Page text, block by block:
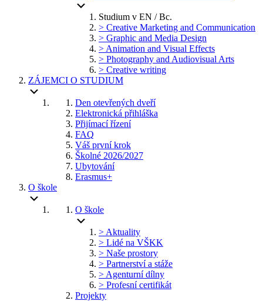
Studium v EN / Bc.
> Creative Marketing and Communication
> Graphic and Media Design
> Animation and Visual Effects
> Photography and Audiovisual Arts
> Creative writing
ZÁJEMCI O STUDIUM
Den otevřených dveří
Elektronická přihláška
Přijímací řízení
FAQ
Váš první krok
Školné 2026/2027
Ubytování
Erasmus+
O škole
O škole
> Aktuality
> Lidé na VŠKK
> Naše prostory
> Partnerství a stáže
> Agenturní dílny
> Profesní certifikát
Projekty